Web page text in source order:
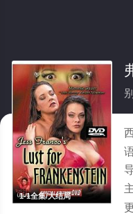
1-1全集/大结局